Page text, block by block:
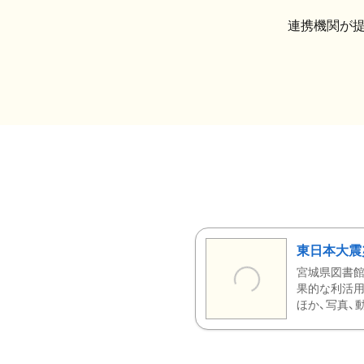
連携機関が
東日本大
宮城県図書
果的な利活
ほか、写真、